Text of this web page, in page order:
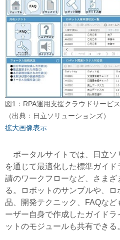
図1：RPA運用支援クラウドサービ
（出典：日立ソリューションズ）
拡大画像表示
ポータルサイトでは、日立ソ
を通じて最適化した標準ガイ
請のワークフローなど、さま
る。ロボットのサンプルや、
品、開発テクニック、FAQな
ーザー自身で作成したガイド
ットのモジュールも共有できる